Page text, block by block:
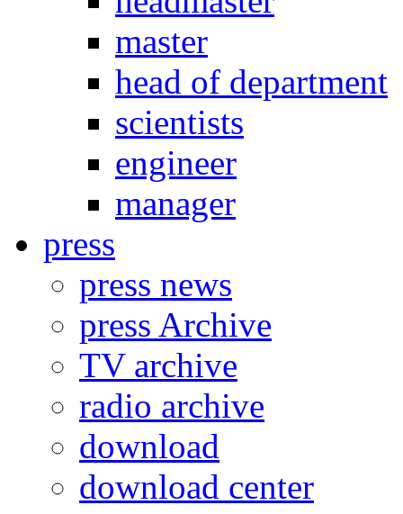
master
head of department
scientists
engineer
manager
press
press news
press Archive
TV archive
radio archive
download
download center